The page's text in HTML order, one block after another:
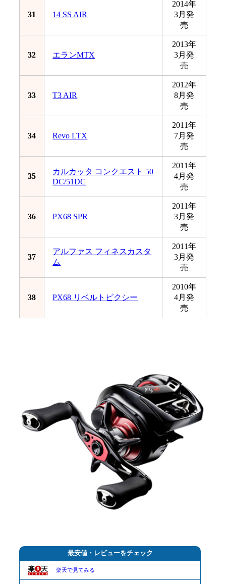
31 14 SS AIR
2014年
3月発
売
32 エランMTX
2013年
3月発
売
33 T3 AIR
2012年
8月発
売
34 Revo LTX
2011年
7月発
売
35
カルカッタ コンクエスト 50
DC/51DC
2011年
4月発
売
36 PX68 SPR
2011年
3月発
売
37
アルファス フィネスカスタ
ム
2011年
3月発
売
38 PX68 リベルトピクシー
2010年
4月発
売
最安値・レビューをチェック
楽天で見てみる